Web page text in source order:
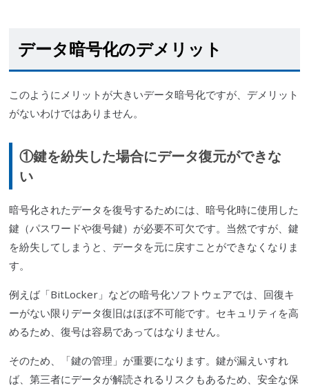
データ暗号化のデメリット
このようにメリットが大きいデータ暗号化ですが、デメリット
がないわけではありません。
①鍵を紛失した場合にデータ復元ができな
い
暗号化されたデータを復号するためには、暗号化時に使用した
鍵（パスワードや復号鍵）が必要不可欠です。当然ですが、鍵
を紛失してしまうと、データを元に戻すことができなくなりま
す。
例えば「BitLocker」などの暗号化ソフトウェアでは、回復キ
ーがない限りデータ復旧はほぼ不可能です。セキュリティを高
めるため、復号は容易であってはなりません。
そのため、「鍵の管理」が重要になります。鍵が漏えいすれ
ば、第三者にデータが解読されるリスクもあるため、安全な保